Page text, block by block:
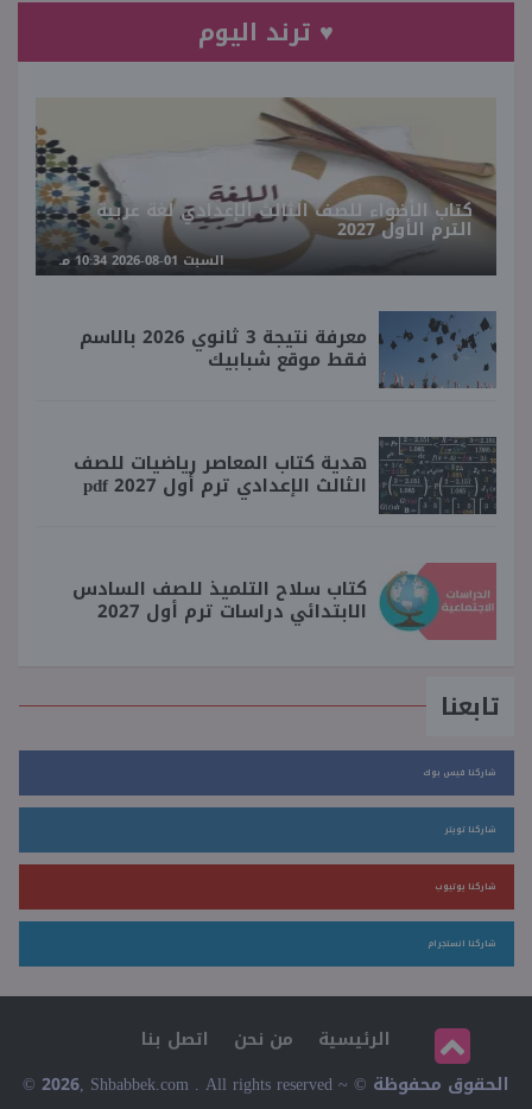
♥ ترند اليوم
كتاب الأضواء للصف الثالث الإعدادي لغة عربية
الترم الأول 2027
السبت 01-08-2026 10:34 مـ
معرفة نتيجة 3 ثانوي 2026 بالاسم
فقط موقع شبابيك
هدية كتاب المعاصر رياضيات للصف
الثالث الإعدادي ترم أول 2027 pdf
كتاب سلاح التلميذ للصف السادس
الابتدائي دراسات ترم أول 2027
تابعنا
شاركنا فيس بوك
شاركنا تويتر
شاركنا يوتيوب
شاركنا انستجرام
الرئيسية من نحن
اتصل بنا
© 2026, Shbabbek.com . All rights reserved ~ © الحقوق محفوظة